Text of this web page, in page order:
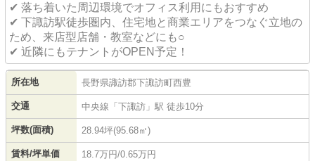
✔ 落ち着いた周辺環境でオフィス利用にもおすすめ
✔ 下諏訪駅徒歩圏内、住宅地と商業エリアをつなぐ立地の
ため、来店型店舗・教室などにも○
✔ 近隣にもテナントがOPEN予定！
所在地 長野県諏訪郡下諏訪町西豊
交通 中央線 「 下諏訪 」駅 徒歩10分
坪数(面積) 28.94坪(95.68㎡)
賃料/坪単価 18.7万円/0.65万円